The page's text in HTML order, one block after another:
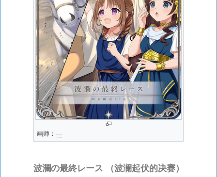
画师： ―
波瀾の最終レース （波澜起伏的决赛）